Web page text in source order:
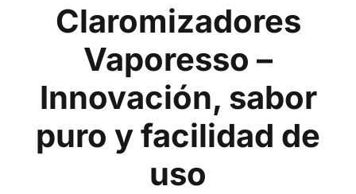
Claromizadores
Vaporesso –
Innovación, sabor
puro y facilidad de
uso